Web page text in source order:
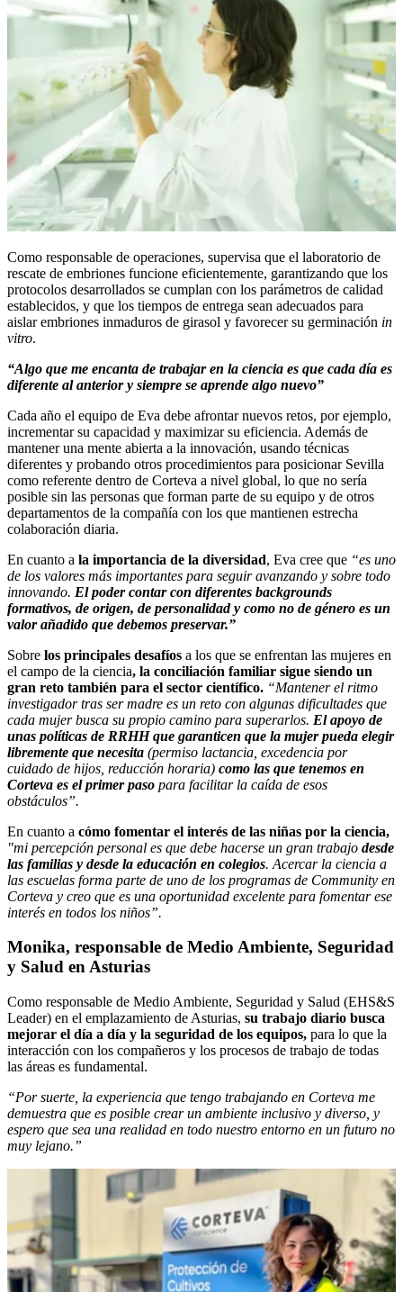
Como responsable de operaciones, supervisa que el laboratorio de
rescate de embriones funcione eficientemente, garantizando que los
protocolos desarrollados se cumplan con los parámetros de calidad
establecidos, y que los tiempos de entrega sean adecuados para
aislar embriones inmaduros de girasol y favorecer su germinación in
vitro.
“Algo que me encanta de trabajar en la ciencia es que cada día es
diferente al anterior y siempre se aprende algo nuevo”
Cada año el equipo de Eva debe afrontar nuevos retos, por ejemplo,
incrementar su capacidad y maximizar su eficiencia. Además de
mantener una mente abierta a la innovación, usando técnicas
diferentes y probando otros procedimientos para posicionar Sevilla
como referente dentro de Corteva a nivel global, lo que no sería
posible sin las personas que forman parte de su equipo y de otros
departamentos de la compañía con los que mantienen estrecha
colaboración diaria.
En cuanto a la importancia de la diversidad, Eva cree que “es uno
de los valores más importantes para seguir avanzando y sobre todo
innovando. El poder contar con diferentes backgrounds
formativos, de origen, de personalidad y como no de género es un
valor añadido que debemos preservar.”
Sobre los principales desafíos a los que se enfrentan las mujeres en
el campo de la ciencia, la conciliación familiar sigue siendo un
gran reto también para el sector científico. “Mantener el ritmo
investigador tras ser madre es un reto con algunas dificultades que
cada mujer busca su propio camino para superarlos. El apoyo de
unas políticas de RRHH que garanticen que la mujer pueda elegir
libremente que necesita (permiso lactancia, excedencia por
cuidado de hijos, reducción horaria) como las que tenemos en
Corteva es el primer paso para facilitar la caída de esos
obstáculos”.
En cuanto a cómo fomentar el interés de las niñas por la ciencia,
"mi percepción personal es que debe hacerse un gran trabajo desde
las familias y desde la educación en colegios. Acercar la ciencia a
las escuelas forma parte de uno de los programas de Community en
Corteva y creo que es una oportunidad excelente para fomentar ese
interés en todos los niños”.
Monika, responsable de Medio Ambiente, Seguridad
y Salud en Asturias
Como responsable de Medio Ambiente, Seguridad y Salud (EHS&S
Leader) en el emplazamiento de Asturias, su trabajo diario busca
mejorar el día a día y la seguridad de los equipos, para lo que la
interacción con los compañeros y los procesos de trabajo de todas
las áreas es fundamental.
“Por suerte, la experiencia que tengo trabajando en Corteva me
demuestra que es posible crear un ambiente inclusivo y diverso, y
espero que sea una realidad en todo nuestro entorno en un futuro no
muy lejano.”